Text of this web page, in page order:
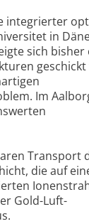
integrierter
in
sich bisher
geschickt
Im
Transport
die auf
Gold-Luft-